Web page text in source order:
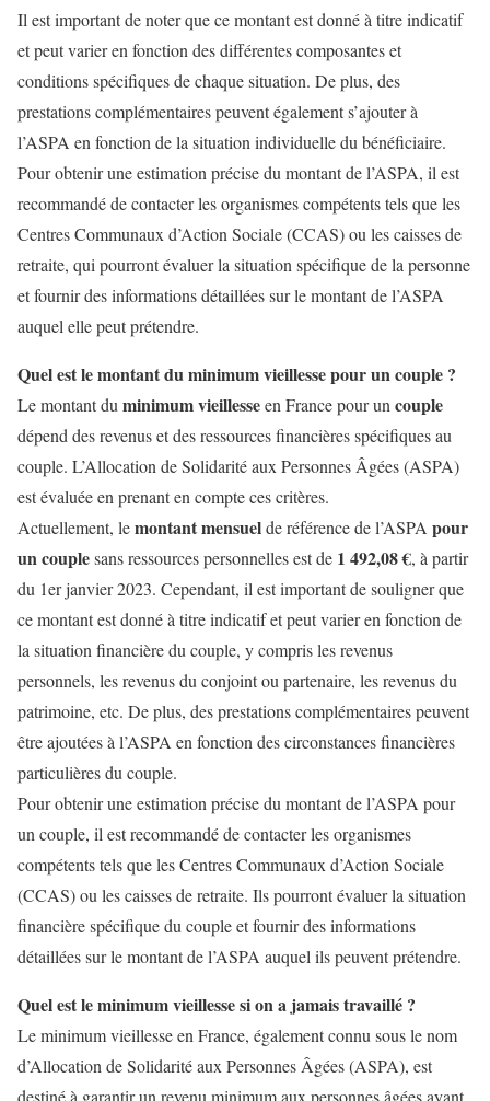
Il est important de noter que ce montant est donné à titre indicatif
et peut varier en fonction des différentes composantes et
conditions spécifiques de chaque situation. De plus, des
prestations complémentaires peuvent également s’ajouter à
l’ASPA en fonction de la situation individuelle du bénéficiaire.
Pour obtenir une estimation précise du montant de l’ASPA, il est
recommandé de contacter les organismes compétents tels que les
Centres Communaux d’Action Sociale (CCAS) ou les caisses de
retraite, qui pourront évaluer la situation spécifique de la personne
et fournir des informations détaillées sur le montant de l’ASPA
auquel elle peut prétendre.
Quel est le montant du minimum vieillesse pour un couple ?
Le montant du minimum vieillesseen France pour un couple
dépend des revenus et des ressources financières spécifiques au
couple. L’Allocation de Solidarité aux Personnes Âgées (ASPA)
est évaluée en prenant en compte ces critères.
Actuellement, lemontant mensuelde référence de l’ASPA pour
un couplesans ressources personnelles est de 1 492,08 €, à partir
du 1er janvier 2023. Cependant, il est important de souligner que
ce montant est donné à titre indicatif et peut varier en fonction de
la situation financière du couple, y compris les revenus
personnels, les revenus du conjoint ou partenaire, les revenus du
patrimoine, etc. De plus, des prestations complémentaires peuvent
être ajoutées à l’ASPA en fonction des circonstances financières
particulières du couple.
Pour obtenir une estimation précise du montant de l’ASPA pour
un couple, il est recommandé de contacter les organismes
compétents tels que les Centres Communaux d’Action Sociale
(CCAS) ou les caisses de retraite. Ils pourront évaluer la situation
financière spécifique du couple et fournir des informations
détaillées sur le montant de l’ASPA auquel ils peuvent prétendre.
Quel est le minimum vieillesse si on a jamais travaillé ?
Le minimum vieillesse en France, également connu sous le nom
d’Allocation de Solidarité aux Personnes Âgées (ASPA), est
destiné à garantir un revenu minimum aux personnes âgées ayant